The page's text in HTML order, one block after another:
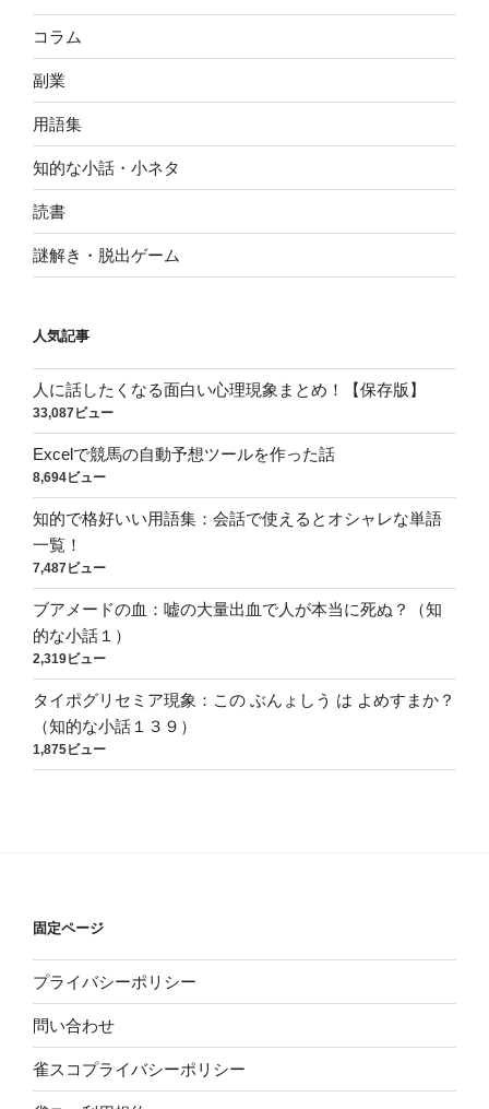
コラム
副業
用語集
知的な小話・小ネタ
読書
謎解き・脱出ゲーム
人気記事
人に話したくなる面白い心理現象まとめ！【保存版】
33,087ビュー
Excelで競馬の自動予想ツールを作った話
8,694ビュー
知的で格好いい用語集：会話で使えるとオシャレな単語
一覧！
7,487ビュー
ブアメードの血：嘘の大量出血で人が本当に死ぬ？（知
的な小話１）
2,319ビュー
タイポグリセミア現象：この ぶんょしう は よめすまか？
（知的な小話１３９）
1,875ビュー
固定ページ
プライバシーポリシー
問い合わせ
雀スコプライバシーポリシー